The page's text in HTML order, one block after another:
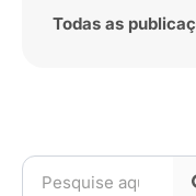
Todas as